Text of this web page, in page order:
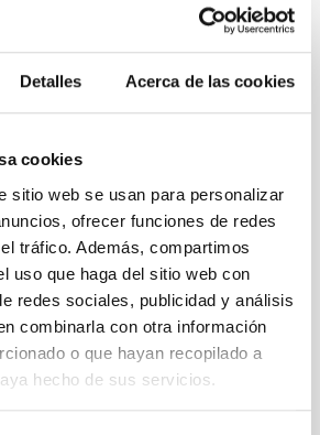
Detalles Acerca de las cookies
cookies
sitio web se usan para personalizar
ofrecer funciones de redes
tráfico. Además, compartimos
uso que haga del sitio web con
redes sociales, publicidad y análisis
combinarla con otra información
o que hayan recopilado a
hecho de sus servicios.
PROFILE
DIPLOMA [UK] (QF-EHEA
BASES CONVOCATORIA